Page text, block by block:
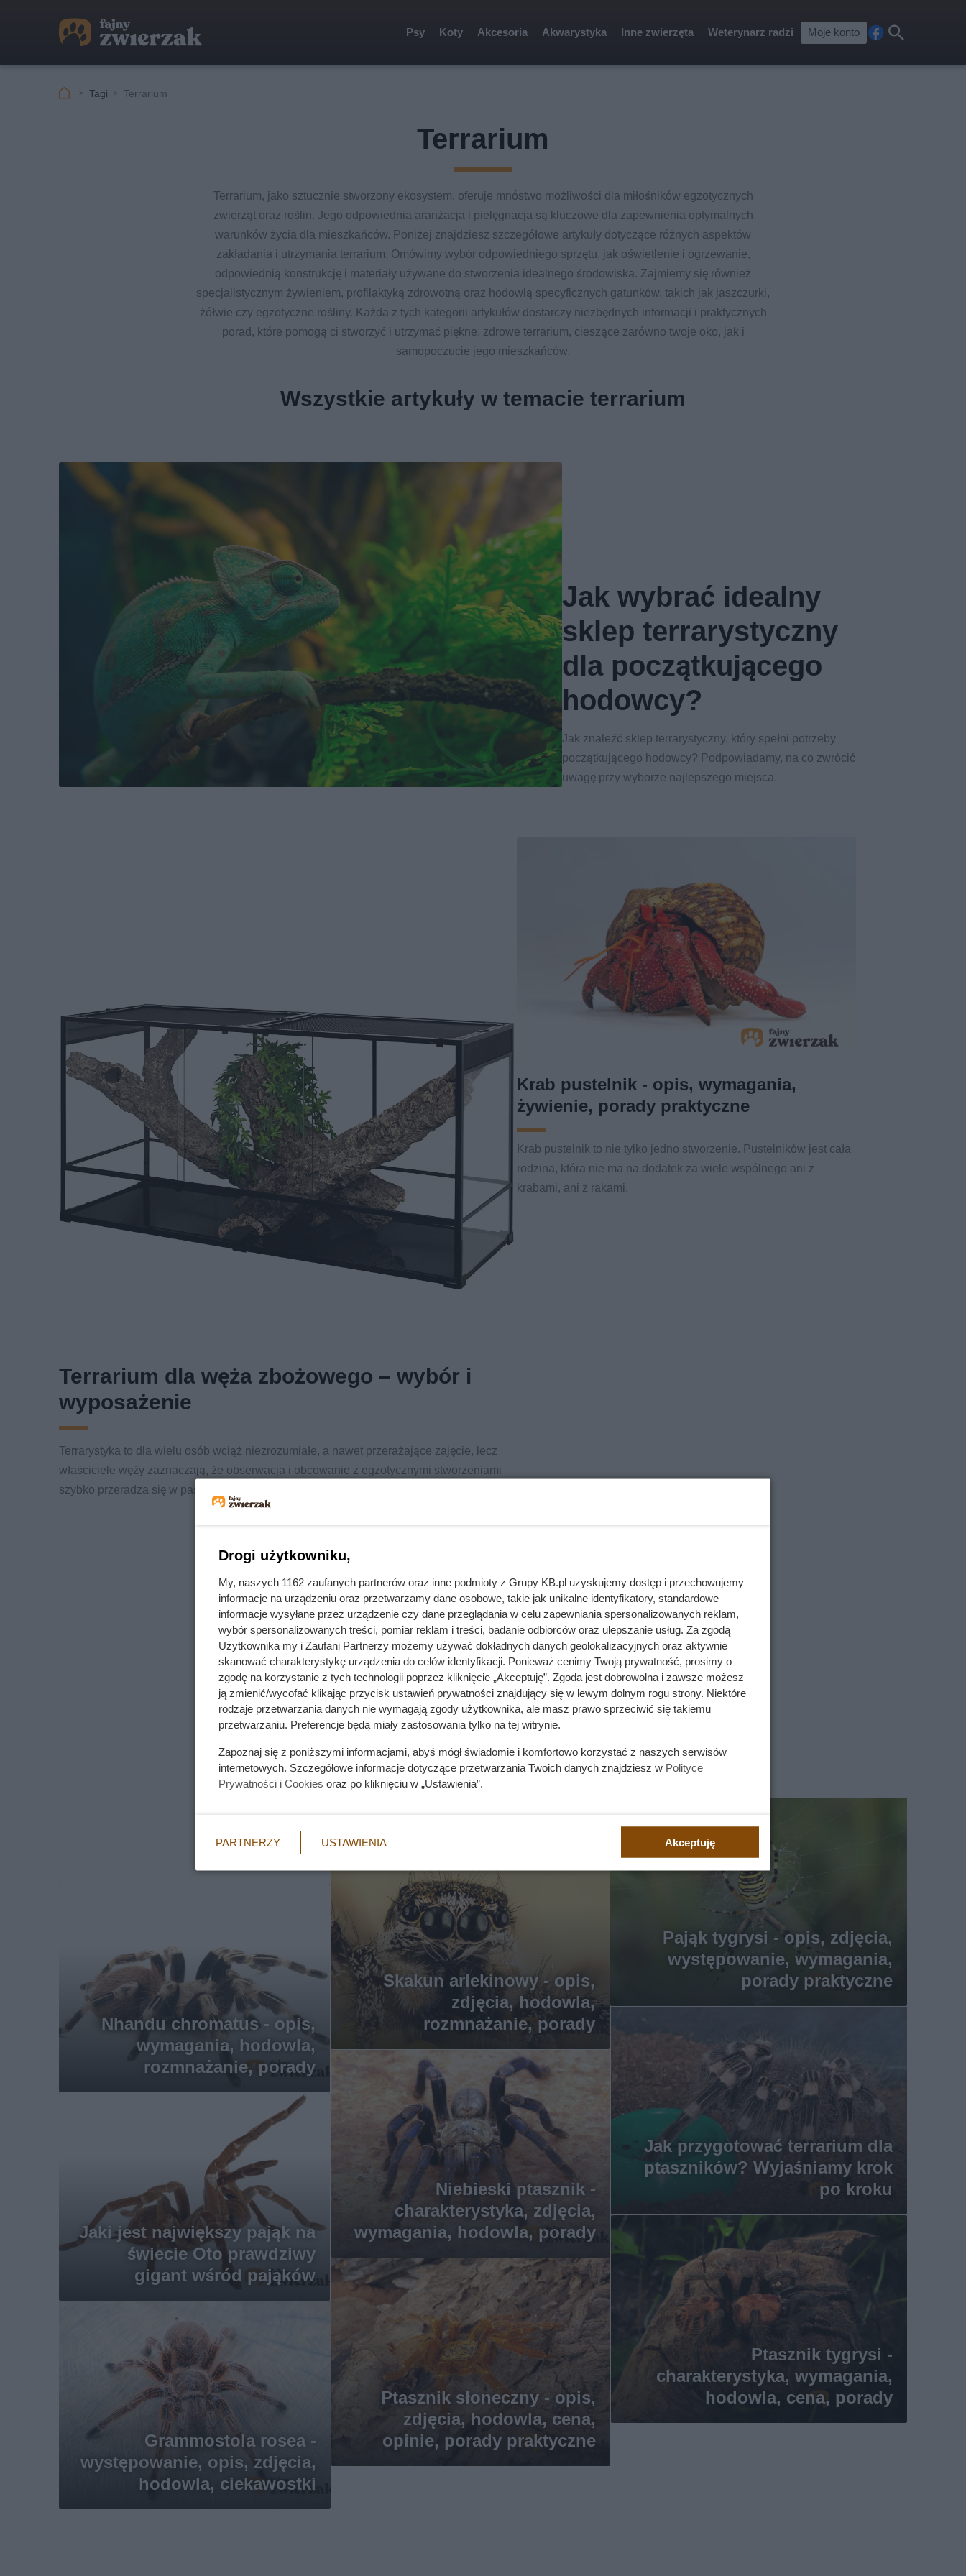
Psy Koty Akcesoria Akwarystyka Inne zwierzęta Weterynarz radzi Moje konto
cebkaj
Tagi Terrarium
Terrarium
Terrarium, jako sztucznie stworzony ekosystem, oferuje mnóstwo możliwości dla miłośników egzotycznych
zwierząt oraz roślin. Jego odpowiednia aranżacja i pielęgnacja są kluczowe dla zapewnienia optymalnych
warunków życia dla mieszkańców. Poniżej znajdziesz szczegółowe artykuły dotyczące różnych aspektów
zakładania i utrzymania terrarium. Omówimy wybór odpowiedniego sprzętu, jak oświetlenie i ogrzewanie,
odpowiednią konstrukcję i materiały używane do stworzenia idealnego środowiska. Zajmiemy się również
specjalistycznym żywieniem, profilaktyką zdrowotną oraz hodowlą specyficznych gatunków, takich jak jaszczurki,
żółwie czy egzotyczne rośliny. Każda z tych kategorii artykułów dostarczy niezbędnych informacji i praktycznych
porad, które pomogą ci stworzyć i utrzymać piękne, zdrowe terrarium, cieszące zarówno twoje oko, jak i
samopoczucie jego mieszkańców.
Wszystkie artykuły w temacie terrarium
Jak wybrać idealny
sklep terrarystyczny
dla początkującego
hodowcy?
Jak znaleźć sklep terrarystyczny, który spełni potrzeby
początkującego hodowcy? Podpowiadamy, na co zwrócić
uwagę przy wyborze najlepszego miejsca.
Terrarium dla węża zbożowego – wybór i
wyposażenie
Terrarystyka to dla wielu osób wciąż niezrozumiałe, a nawet przerażające zajęcie, lecz
właściciele węży zaznaczają, że obserwacja i obcowanie z egzotycznymi stworzeniami
szybko przeradza się w pasję.
Krab pustelnik - opis, wymagania,
żywienie, porady praktyczne
Krab pustelnik to nie tylko jedno stworzenie. Pustelników jest cała
rodzina, która nie ma na dodatek za wiele wspólnego ani z
krabami, ani z rakami.
Nhandu chromatus - opis,
wymagania, hodowla,
rozmnażanie, porady
Skakun arlekinowy - opis,
zdjęcia, hodowla,
rozmnażanie, porady
Pająk tygrysi - opis, zdjęcia,
występowanie, wymagania,
porady praktyczne
Jaki jest największy pająk na
świecie Oto prawdziwy
gigant wśród pająków
Niebieski ptasznik -
charakterystyka, zdjęcia,
wymagania, hodowla, porady
Jak przygotować terrarium dla
ptaszników? Wyjaśniamy krok
po kroku
Grammostola rosea -
występowanie, opis, zdjęcia,
hodowla, ciekawostki
Ptasznik słoneczny - opis,
zdjęcia, hodowla, cena,
opinie, porady praktyczne
Ptasznik tygrysi -
charakterystyka, wymagania,
hodowla, cena, porady
Drogi użytkowniku,
My, naszych 1162 zaufanych partnerów oraz inne podmioty z Grupy KB.pl uzyskujemy dostęp i przechowujemy
informacje na urządzeniu oraz przetwarzamy dane osobowe, takie jak unikalne identyfikatory, standardowe
informacje wysyłane przez urządzenie czy dane przeglądania w celu zapewniania spersonalizowanych reklam,
wybór spersonalizowanych treści, pomiar reklam i treści, badanie odbiorców oraz ulepszanie usług. Za zgodą
Użytkownika my i Zaufani Partnerzy możemy używać dokładnych danych geolokalizacyjnych oraz aktywnie
skanować charakterystykę urządzenia do celów identyfikacji. Ponieważ cenimy Twoją prywatność, prosimy o
zgodę na korzystanie z tych technologii poprzez kliknięcie „Akceptuję”. Zgoda jest dobrowolna i zawsze możesz
ją zmienić/wycofać klikając przycisk ustawień prywatności znajdujący się w lewym dolnym rogu strony. Niektóre
rodzaje przetwarzania danych nie wymagają zgody użytkownika, ale masz prawo sprzeciwić się takiemu
przetwarzaniu. Preferencje będą miały zastosowania tylko na tej witrynie.
Zapoznaj się z poniższymi informacjami, abyś mógł świadomie i komfortowo korzystać z naszych serwisów
internetowych. Szczegółowe informacje dotyczące przetwarzania Twoich danych znajdziesz w Polityce
Prywatności i Cookies oraz po kliknięciu w „Ustawienia”.
PARTNERZY USTAWIENIA Akceptuję